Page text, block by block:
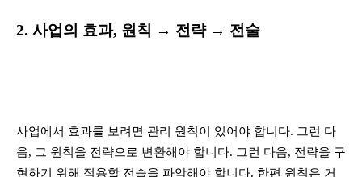
2. 사업의 효과, 원칙 → 전략 → 전술
사업에서 효과를 보려면 관리 원칙이 있어야 합니다. 그런 다
음, 그 원칙을 전략으로 변환해야 합니다. 그런 다음, 전략을 구
현하기 위해 적용할 전술을 파악해야 합니다. 한편 원칙은 거